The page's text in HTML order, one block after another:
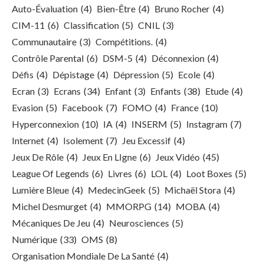
Auto-Évaluation (4) Bien-Être (4) Bruno Rocher (4)
CIM-11 (6) Classification (5) CNIL (3)
Communautaire (3) Compétitions. (4)
Contrôle Parental (6) DSM-5 (4) Déconnexion (4)
Défis (4) Dépistage (4) Dépression (5) Ecole (4)
Ecran (3) Ecrans (34) Enfant (3) Enfants (38) Etude (4)
Evasion (5) Facebook (7) FOMO (4) France (10)
Hyperconnexion (10) IA (4) INSERM (5) Instagram (7)
Internet (4) Isolement (7) Jeu Excessif (4)
Jeux De Rôle (4) Jeux En LIgne (6) Jeux Vidéo (45)
League Of Legends (6) Livres (6) LOL (4) Loot Boxes (5)
Lumière Bleue (4) MedecinGeek (5) Michaël Stora (4)
Michel Desmurget (4) MMORPG (14) MOBA (4)
Mécaniques De Jeu (4) Neurosciences (5)
Numérique (33) OMS (8)
Organisation Mondiale De La Santé (4)